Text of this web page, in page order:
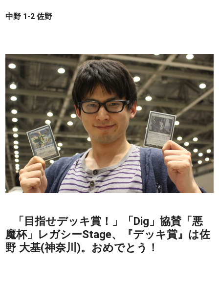
中野 1-2 佐野
「目指せデッキ賞！」「Dig」協賛「悪
魔杯」レガシーStage、『デッキ賞』は佐
野 大基(神奈川)。おめでとう！